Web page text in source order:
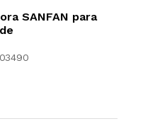
SANFAN para